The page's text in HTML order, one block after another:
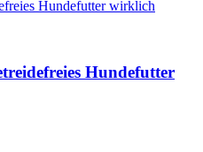
Hundefutter